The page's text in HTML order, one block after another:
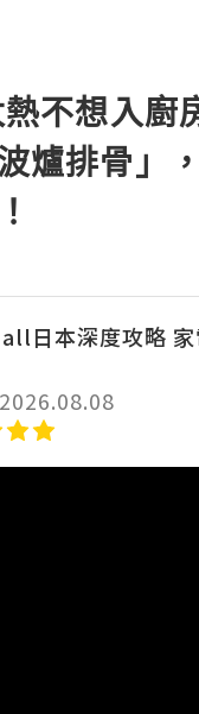
不想入廚
爐排骨」
日本深度攻略 家